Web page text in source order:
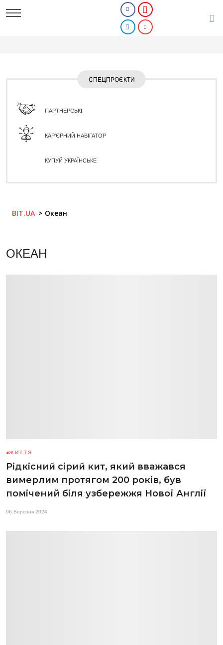
СПЕЦПРОЄКТИ
ПАРТНЕРСЬКІ
КАР'ЄРНИЙ НАВІГАТОР
КУПУЙ УКРАЇНСЬКЕ
BIT.UA Океан
ОКЕАН
ЖИТТЯ
Рідкісний сірий кит, який вважався
вимерлим протягом 200 років, був
помічений біля узбережжя Нової Англії
06 Березня 2024